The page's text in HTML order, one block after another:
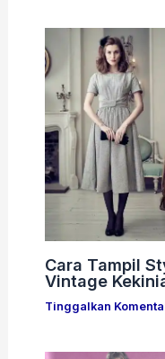
Cara Tampil
Vintage
Tinggalkan